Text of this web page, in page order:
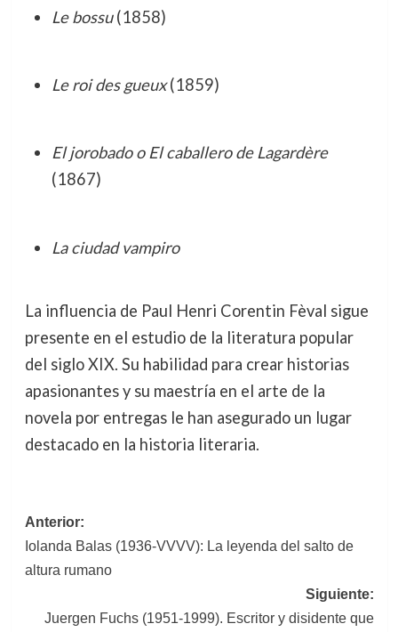
Le bossu(1858)
Le roi des gueux(1859)
El jorobado o El caballero de Lagardère
(1867)
La ciudad vampiro
La influencia de Paul Henri Corentin Fèval sigue
presente en el estudio de la literatura popular
del siglo XIX. Su habilidad para crear historias
apasionantes y su maestría en el arte de la
novela por entregas le han asegurado un lugar
destacado en la historia literaria.
Navegación
de
Anterior:
Iolanda Balas (1936-VVVV): La leyenda del salto de
altura rumano
Siguiente:
Juergen Fuchs (1951-1999). Escritor y disidente que